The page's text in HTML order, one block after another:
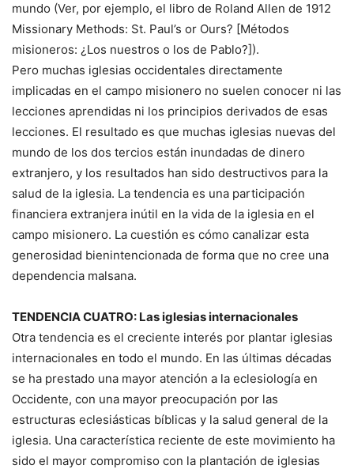
mundo (Ver, por ejemplo, el libro de Roland Allen de 1912
Missionary Methods: St. Paul’s or Ours? [Métodos
misioneros: ¿Los nuestros o los de Pablo?]).
Pero muchas iglesias occidentales directamente
implicadas en el campo misionero no suelen conocer ni las
lecciones aprendidas ni los principios derivados de esas
lecciones. El resultado es que muchas iglesias nuevas del
mundo de los dos tercios están inundadas de dinero
extranjero, y los resultados han sido destructivos para la
salud de la iglesia. La tendencia es una participación
financiera extranjera inútil en la vida de la iglesia en el
campo misionero. La cuestión es cómo canalizar esta
generosidad bienintencionada de forma que no cree una
dependencia malsana.
TENDENCIA CUATRO: Las iglesias internacionales
Otra tendencia es el creciente interés por plantar iglesias
internacionales en todo el mundo. En las últimas décadas
se ha prestado una mayor atención a la eclesiología en
Occidente, con una mayor preocupación por las
estructuras eclesiásticas bíblicas y la salud general de la
iglesia. Una característica reciente de este movimiento ha
sido el mayor compromiso con la plantación de iglesias